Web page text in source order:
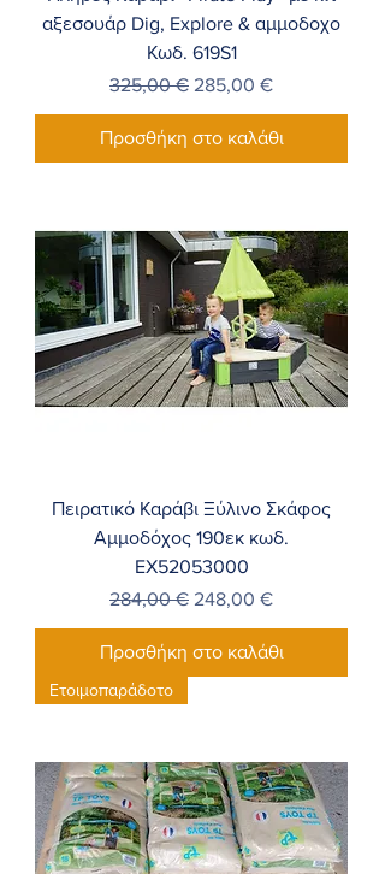
αξεσουάρ Dig, Explore & αμμοδοχο
Κωδ. 619S1
Κανονική τιμή
325,00 € Τιμή Έκπτωσης
285,00 €
Προσθήκη στο καλάθι
Πειρατικό Καράβι Ξύλινο Σκάφος
Αμμοδόχος 190εκ κωδ.
EX52053000
Κανονική τιμή
284,00 € Τιμή Έκπτωσης
248,00 €
Προσθήκη στο καλάθι
Ετοιμοπαράδοτο